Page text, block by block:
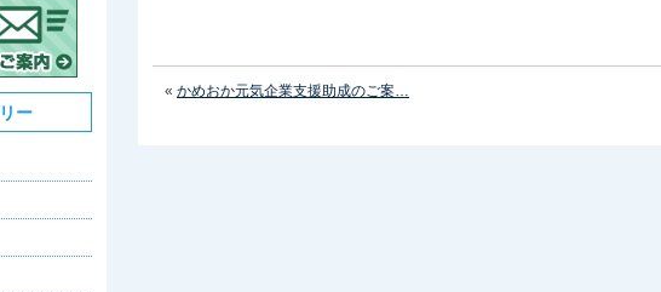
« かめおか元気企業支援助成のご案…
ー